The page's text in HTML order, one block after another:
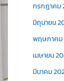
กรกฎาคม
มิถุนายน
พฤษภาคม
เมษายน
มีนาคม